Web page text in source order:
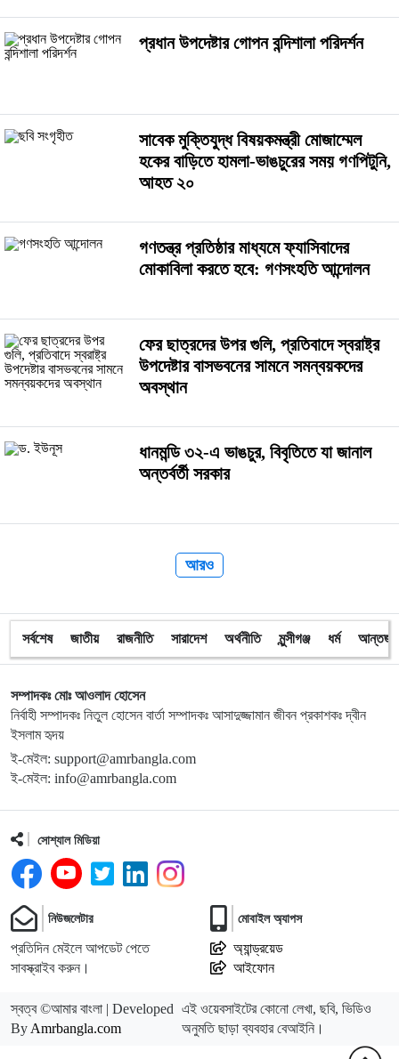
প্রধান উপদেষ্টার গোপন বন্দিশালা পরিদর্শন
সাবেক মুক্তিযুদ্ধ বিষয়কমন্ত্রী মোজাম্মেল
হকের বাড়িতে হামলা-ভাঙচুরের সময় গণপিটুনি,
আহত ২০
গণতন্ত্র প্রতিষ্ঠার মাধ্যমে ফ্যাসিবাদের
মোকাবিলা করতে হবে: গণসংহতি আন্দোলন
ফের ছাত্রদের উপর গুলি, প্রতিবাদে স্বরাষ্ট্র
উপদেষ্টার বাসভবনের সামনে সমন্বয়কদের
অবস্থান
ধানমন্ডি ৩২-এ ভাঙচুর, বিবৃতিতে যা জানাল
অন্তর্বর্তী সরকার
আরও
সর্বশেষ জাতীয় রাজনীতি সারাদেশ অর্থনীতি মুন্সীগঞ্জ ধর্ম
সম্পাদকঃ মোঃ আওলাদ হোসেন
নির্বাহী সম্পাদকঃ নিতুল হোসেন বার্তা সম্পাদকঃ আসাদুজ্জামান জীবন প্রকাশকঃ দ্বীন
ইসলাম হৃদয়
ই-মেইল: support@amrbangla.com
ই-মেইল: info@amrbangla.com
সোশ্যাল মিডিয়া
নিউজলেটার
প্রতিদিন মেইলে আপডেট পেতে
সাবস্ক্রাইব করুন।
মোবাইল অ্যাপস
অ্যান্ড্রয়েড
আইফোন
স্বত্ব ©আমার বাংলা | Developed
By Amrbangla.com
এই ওয়েবসাইটের কোনো লেখা, ছবি, ভিডিও
অনুমতি ছাড়া ব্যবহার বেআইনি।